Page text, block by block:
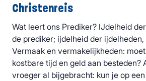
Christenreis
Wat leert ons Prediker? IJdelheid
de prediker; ijdelheid der
Vermaak en vermakelijkheden:
kostbare tijd en geld aan besteden?
vroeger al bijgebracht: kun je op